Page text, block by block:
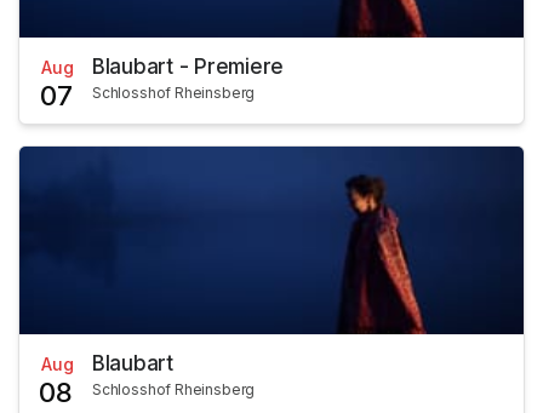
Aug
07
Blaubart - Premiere
Schlosshof Rheinsberg
Aug
08
Blaubart
Schlosshof Rheinsberg